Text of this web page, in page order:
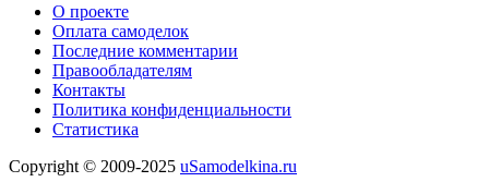
О проекте
Оплата самоделок
Последние комментарии
Правообладателям
Контакты
Политика конфиденциальности
Статистика
Copyright © 2009-2025 uSamodelkina.ru